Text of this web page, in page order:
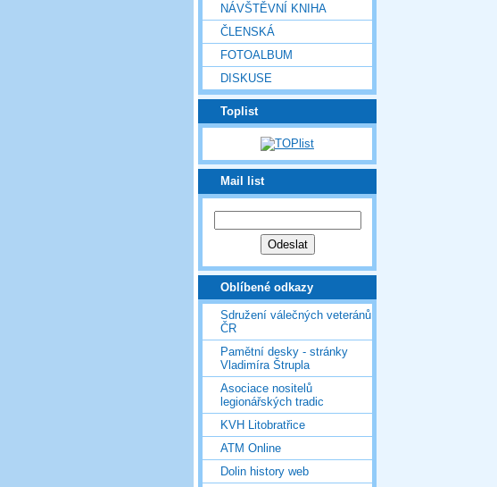
NÁVŠTĚVNÍ KNIHA
ČLENSKÁ
FOTOALBUM
DISKUSE
Toplist
Mail list
Oblíbené odkazy
Sdružení válečných veteránů
ČR
Pamětní desky - stránky
Vladimíra Štrupla
Asociace nositelů
legionářských tradic
KVH Litobratřice
ATM Online
Dolin history web